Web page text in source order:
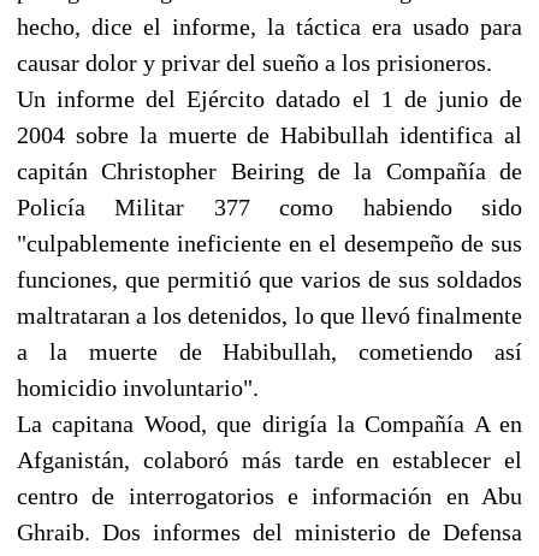
hecho, dice el informe, la táctica era usado para
causar dolor y privar del sueño a los prisioneros.
Un informe del Ejército datado el 1 de junio de
2004 sobre la muerte de Habibullah identifica al
capitán Christopher Beiring de la Compañía de
Policía Militar 377 como habiendo sido
"culpablemente ineficiente en el desempeño de sus
funciones, que permitió que varios de sus soldados
maltrataran a los detenidos, lo que llevó finalmente
a la muerte de Habibullah, cometiendo así
homicidio involuntario".
La capitana Wood, que dirigía la Compañía A en
Afganistán, colaboró más tarde en establecer el
centro de interrogatorios e información en Abu
Ghraib. Dos informes del ministerio de Defensa